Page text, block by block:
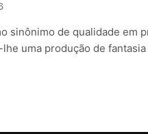
sinônimo de qualidade em
uma produção de